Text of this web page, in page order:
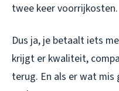
twee keer voorrijkosten.
Dus ja, je betaalt iets
krijgt er kwaliteit,
terug. En als er wat